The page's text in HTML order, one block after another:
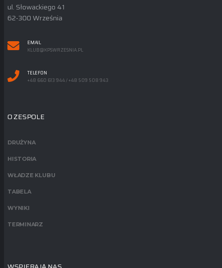
ul. Słowackiego 41
62-300 Września
EMAIL
KLUB@KPSWRZESNIA.PL
TELEFON
+48 660 613 944 / +48 509 508 943
O ZESPOLE
DRUŻYNA
HISTORIA
WŁADZE KLUBU
TABELA
WYNIKI
TERMINARZ